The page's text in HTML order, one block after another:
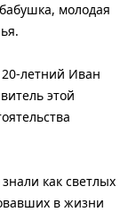
молодая
летний Иван
этой
как светлых
в жизни